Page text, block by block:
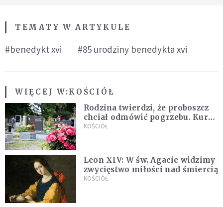
TEMATY W ARTYKULE
#benedykt xvi #85 urodziny benedykta xvi
WIĘCEJ W:KOŚCIÓŁ
Rodzina twierdzi, że proboszcz
chciał odmówić pogrzebu. Kuria
zapowiada wyjaśnienia
KOŚCIÓŁ
Leon XIV: W św. Agacie widzimy
zwycięstwo miłości nad śmiercią
KOŚCIÓŁ